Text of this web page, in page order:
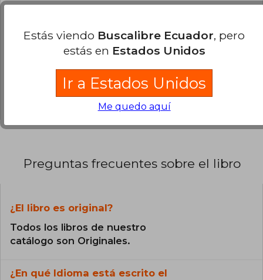
25% (1)
25% (1)
0% (0)
0% (0)
Preguntas frecuentes sobre el libro
¿El libro es original?
Todos los libros de nuestro
catálogo son Originales.
¿En qué Idioma está escrito el
Estás viendo Buscalibre Ecuador, pero
estás en Estados Unidos
Ir a Estados Unidos
Me quedo aquí